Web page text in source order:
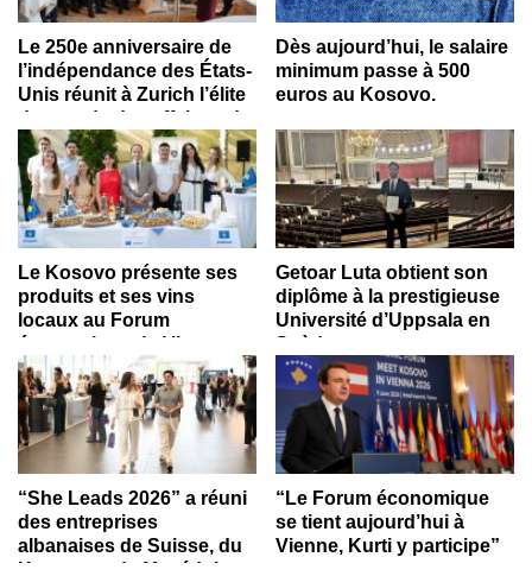
Le 250e anniversaire de
l’indépendance des États-
Unis réunit à Zurich l’élite
du monde des affaires, du
sport et de la diplomatie,
avec la participation
d’entrepreneurs albano-
suisses
Dès aujourd’hui, le salaire
minimum passe à 500
euros au Kosovo.
Le Kosovo présente ses
produits et ses vins
locaux au Forum
économique de Vienne.
Getoar Luta obtient son
diplôme à la prestigieuse
Université d’Uppsala en
Suède.
“She Leads 2026” a réuni
des entreprises
albanaises de Suisse, du
Kosovo et de Macédoine
“Le Forum économique
se tient aujourd’hui à
Vienne, Kurti y participe”